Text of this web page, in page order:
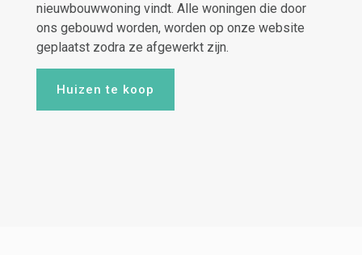
nieuwbouwwoning vindt. Alle woningen die door
ons gebouwd worden, worden op onze website
geplaatst zodra ze afgewerkt zijn.
Huizen te koop